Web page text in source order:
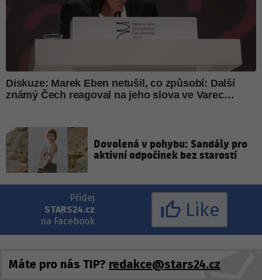
Dovolená v pohybu: Sandály pro
aktivní odpočinek bez starostí
Přidej
STARS24.cz
na Facebook
Like
Máte pro nás TIP? redakce@stars24.cz